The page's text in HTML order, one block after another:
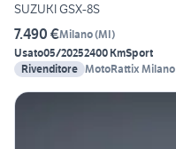
SUZUKI GSX-8S
7.490 €Milano(MI)
Usato05/20252400 KmSport
Rivenditore MotoRattix Milano